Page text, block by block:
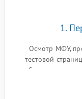
1.
Осмотр МФУ,
тестовой
работы
дефектах